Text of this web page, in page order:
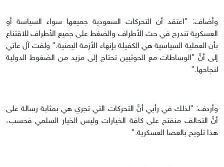
وأضاف: "اعتقد أن التحركات السعودية جميعها سواء السياسة أو
العسكرية تندرج في حث الأطراف والضغط على جميع الأطراف للاقتناع
بأن العملية السياسية هي الكفيلة بإنهاء الأزمة اليمنية." ولفت آل عاتي
إلى أنَّ "الوساطات مع الحوثيين تحتاج إلى مزيد من الضغوط الدولية
لنجاحها."
وأردف: "لذلك في رأيي أنَّ التحركات التي تجري هي بمثابة رسالة على
أنَّ التحالف منفتح على كافة الخيارات وليس الخيار السلمي فحسب،
هذا تلويح بالعصا العسكرية."